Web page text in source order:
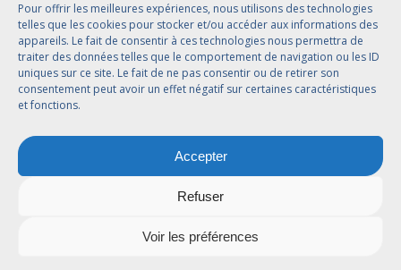
Pour offrir les meilleures expériences, nous utilisons des technologies
telles que les cookies pour stocker et/ou accéder aux informations des
appareils. Le fait de consentir à ces technologies nous permettra de
traiter des données telles que le comportement de navigation ou les ID
uniques sur ce site. Le fait de ne pas consentir ou de retirer son
consentement peut avoir un effet négatif sur certaines caractéristiques
et fonctions.
Accepter
Refuser
Voir les préférences
Adresse: 30 rue Marbeuf, 75008 Paris
01 42 56 96 96
contact@jdbavocats.com
Avocats Associés: